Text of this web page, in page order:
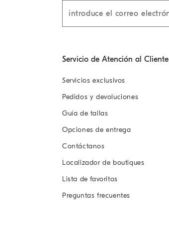
Servicio de Atención al Cliente
Servicios exclusivos
Pedidos y devoluciones
Guía de tallas
Opciones de entrega
Contáctanos
Localizador de boutiques
Lista de favoritos
Preguntas frecuentes